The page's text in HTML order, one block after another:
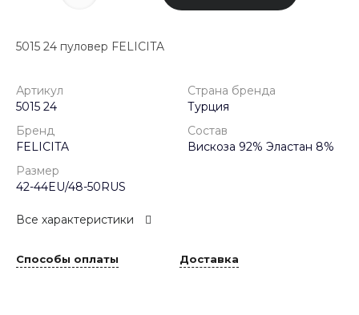
5015 24 пуловер FELICITA
Артикул
5015 24
Страна бренда
Турция
Бренд
FELICITA
Состав
Вискоза 92% Эластан 8%
Размер
42-44EU/48-50RUS
Все характеристики
Способы оплаты Доставка